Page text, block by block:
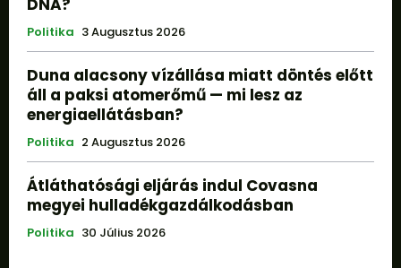
Politika 3 Augusztus 2026
Duna alacsony vízállása miatt döntés előtt
áll a paksi atomerőmű — mi lesz az
energiaellátásban?
Politika 2 Augusztus 2026
Átláthatósági eljárás indul Covasna
megyei hulladékgazdálkodásban
Politika 30 Július 2026